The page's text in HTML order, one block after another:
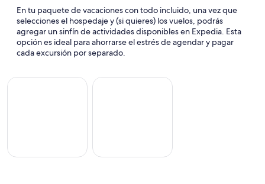
En tu paquete de vacaciones con todo incluido, una vez que
selecciones el hospedaje y (si quieres) los vuelos, podrás
agregar un sinfín de actividades disponibles en Expedia. Esta
opción es ideal para ahorrarse el estrés de agendar y pagar
cada excursión por separado.
Vacaciones Todo IncluidoVacaciones Familiares